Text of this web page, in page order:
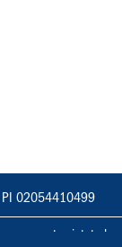
PI 02054410499
vietata la